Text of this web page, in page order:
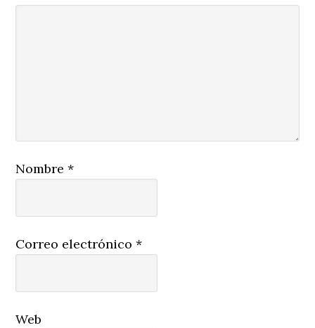
Nombre*
Correo electrónico*
Web